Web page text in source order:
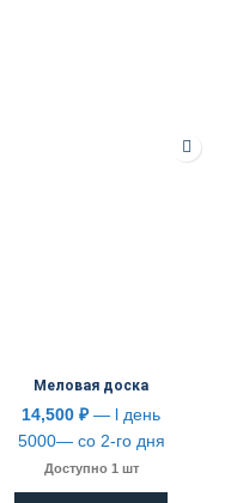
Меловая доска
14,500 ₽— l день
5000— со 2-го дня
Доступно 1 шт